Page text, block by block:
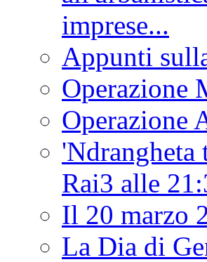
imprese...
Appunti
Operazione
Operazione
'Ndrangheta
Rai3 alle
Il 20 marzo
La Dia di